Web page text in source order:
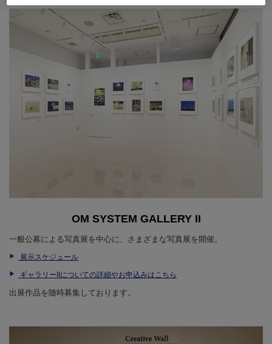
OM SYSTEM GALLERY II
一般公募による写真展を中心に、さまざまな写真展を開催。
展示スケジュール
ギャラリーIIについての詳細やお申込みはこちら
出展作品を随時募集しております。